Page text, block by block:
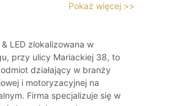
Pokaż więcej >>
& LED zlokalizowana w
przy ulicy Mariackiej 38, to
działający w branży
i motoryzacyjnej na
Firma specjalizuje się w